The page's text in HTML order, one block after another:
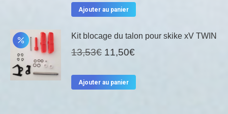
initial
était :
12,26€.
actuel
est :
6,00€.
Ajouter au panier
Kit blocage du talon pour skike xV TWIN
13,53€ Le
initial
était :
11,50€
actuel
est :
Ajouter au panier